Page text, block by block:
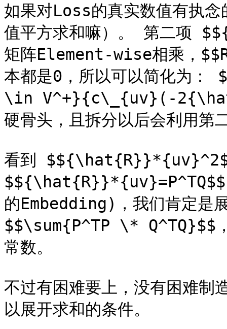
如果对Loss的真实数值有执
值平方求和嘛）。 第二项
矩阵Element-wise相乘，
本都是0，所以可以简化
\in V^+}{c\_{uv}(-
硬骨头，且拆分以后会利用第
看到 $${\hat{R}}*{uv}^2$$
$${\hat{R}}*{uv}=P^TQ$$
的Embedding)，我们肯定是
$$\sum{P^TP \* Q^TQ}$$
常数。
不过有困难要上，没有困难制
以展开求和的条件。